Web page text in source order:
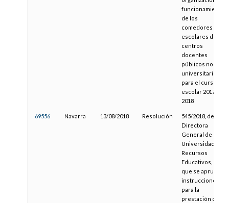
funcionamiento
de los
comedores
escolares de los
centros
docentes
públicos no
universitarios
para el curso
escolar 2017-
2018
69556 Navarra 13/08/2018 Resolución
545/2018, de la
Directora
General de
Universidades y
Recursos
Educativos, por la
que se aprueban
instrucciones
para la
prestación del